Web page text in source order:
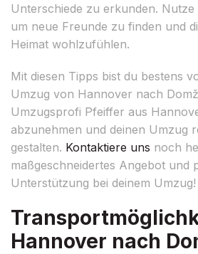
Unterschiede zu erkunden. Nutze
um neue Freunde zu finden und
Heimat wohlzufühlen.
Mit diesen Tipps bist du bestens
Umzug von Hannover nach
Umzugsprofi Pfeiffer aus
abzunehmen und deinen Umzug
gestalten. Kontaktiere uns noch
maßgeschneidertes Angebot und
Unterstützung bei deinem Umzug!
Hannover nach